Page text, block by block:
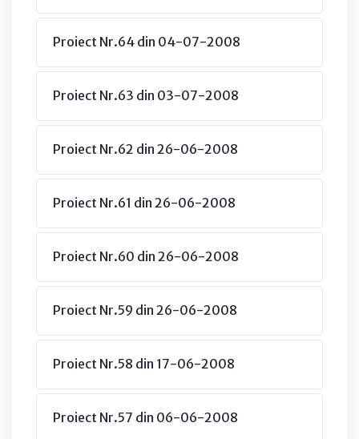
Proiect Nr.64 din 04-07-2008
Proiect Nr.63 din 03-07-2008
Proiect Nr.62 din 26-06-2008
Proiect Nr.61 din 26-06-2008
Proiect Nr.60 din 26-06-2008
Proiect Nr.59 din 26-06-2008
Proiect Nr.58 din 17-06-2008
Proiect Nr.57 din 06-06-2008